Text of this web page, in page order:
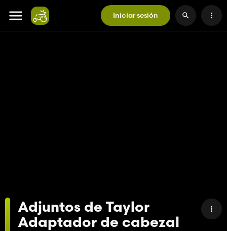
Iniciar sesión
Adjuntos de Taylor
Adaptador de cabezal